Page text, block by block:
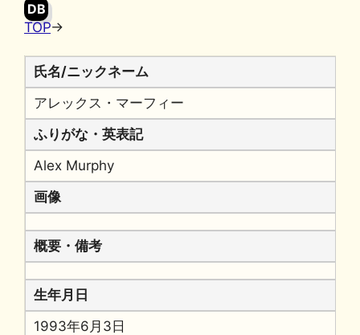
DB
TOP→
氏名/ニックネーム
アレックス・マーフィー
ふりがな・英表記
Alex Murphy
画像
概要・備考
生年月日
1993年6月3日